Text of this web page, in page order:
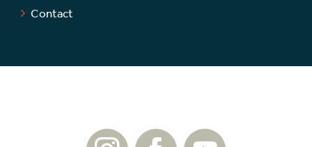
Contact